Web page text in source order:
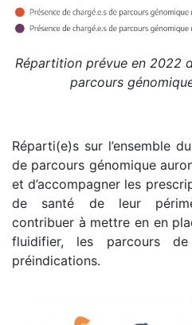
Répartition prévue en 2022
parcours
Réparti(e)s sur l’ensemble
de parcours génomique
et d’accompagner les
de santé de leur
contribuer à mettre en en
fluidifier, les parcours
préindications.